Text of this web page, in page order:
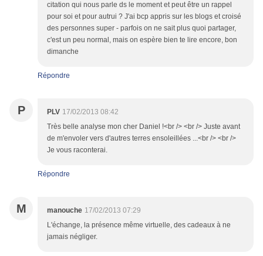
citation qui nous parle ds le moment et peut être un rappel
pour soi et pour autrui ? J'ai bcp appris sur les blogs et croisé
des personnes super - parfois on ne sait plus quoi partager,
c'est un peu normal, mais on espère bien te lire encore, bon
dimanche
Répondre
P PLV 17/02/2013 08:42
Très belle analyse mon cher Daniel !<br /> <br /> Juste avant
de m'envoler vers d'autres terres ensoleillées ...<br /> <br />
Je vous raconterai.
Répondre
M manouche 17/02/2013 07:29
L'échange, la présence même virtuelle, des cadeaux à ne
jamais négliger.